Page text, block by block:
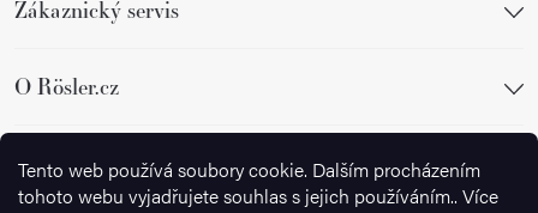
Tento web používá soubory cookie. Dalším procházením
tohoto webu vyjadřujete souhlas s jejich používáním.. Více
Zákaznický servis
O Rösler.cz
Sledujte nás